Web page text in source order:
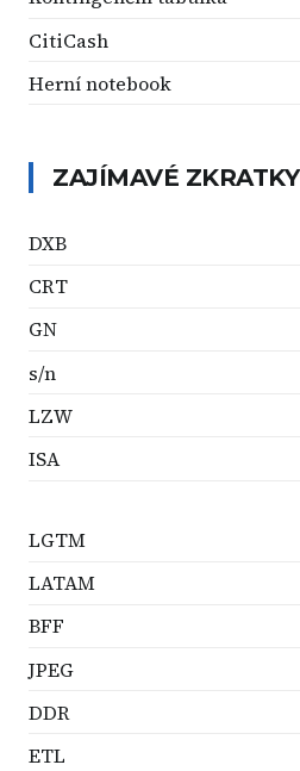
CitiCash
Herní notebook
ZAJÍMAVÉ ZKRATKY
DXB
CRT
GN
s/n
LZW
ISA
LGTM
LATAM
BFF
JPEG
DDR
ETL